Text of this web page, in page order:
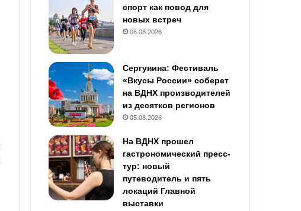
спорт как повод для
новых встреч
06.08.2026
Сергунина: Фестиваль
«Вкусы России» соберет
на ВДНХ производителей
из десятков регионов
05.08.2026
На ВДНХ прошел
гастрономический пресс-
тур: новый
путеводитель и пять
локаций Главной
выставки